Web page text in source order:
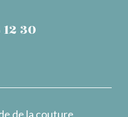
30
de la couture